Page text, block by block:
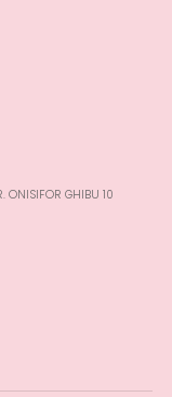
ONISIFOR GHIBU 10